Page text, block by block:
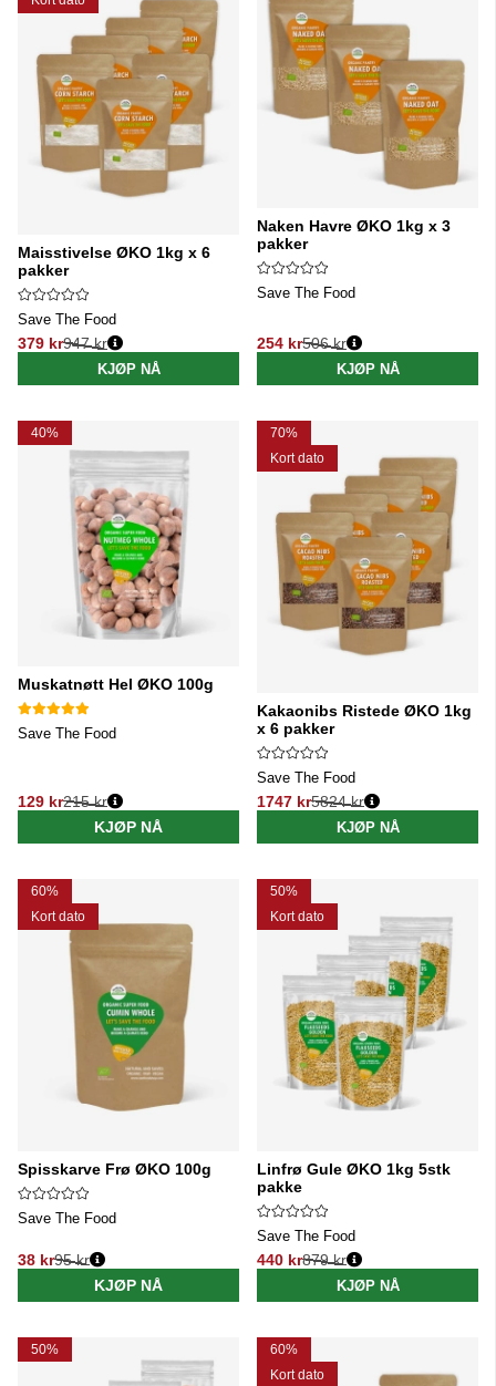
Maisstivelse ØKO 1kg x 6
pakker
Save The Food
379 kr
Vanlig pris:
947 kr
KJØP NÅ
Naken Havre ØKO 1kg x 3
pakker
Save The Food
254 kr
Vanlig pris:
506 kr
KJØP NÅ
40%
Muskatnøtt Hel ØKO 100g
Save The Food
129 kr
Vanlig pris:
215 kr
KJØP NÅ
70%
Kort dato
Kakaonibs Ristede ØKO 1kg
x 6 pakker
Save The Food
1747 kr
Vanlig pris:5824 kr
KJØP NÅ
60%
Kort dato
Spisskarve Frø ØKO 100g
Save The Food
38 kr
Vanlig pris:
95 kr
KJØP NÅ
50%
Kort dato
Linfrø Gule ØKO 1kg 5stk
pakke
Save The Food
440 kr
Vanlig pris:
879 kr
KJØP NÅ
50%
60%
Kort dato